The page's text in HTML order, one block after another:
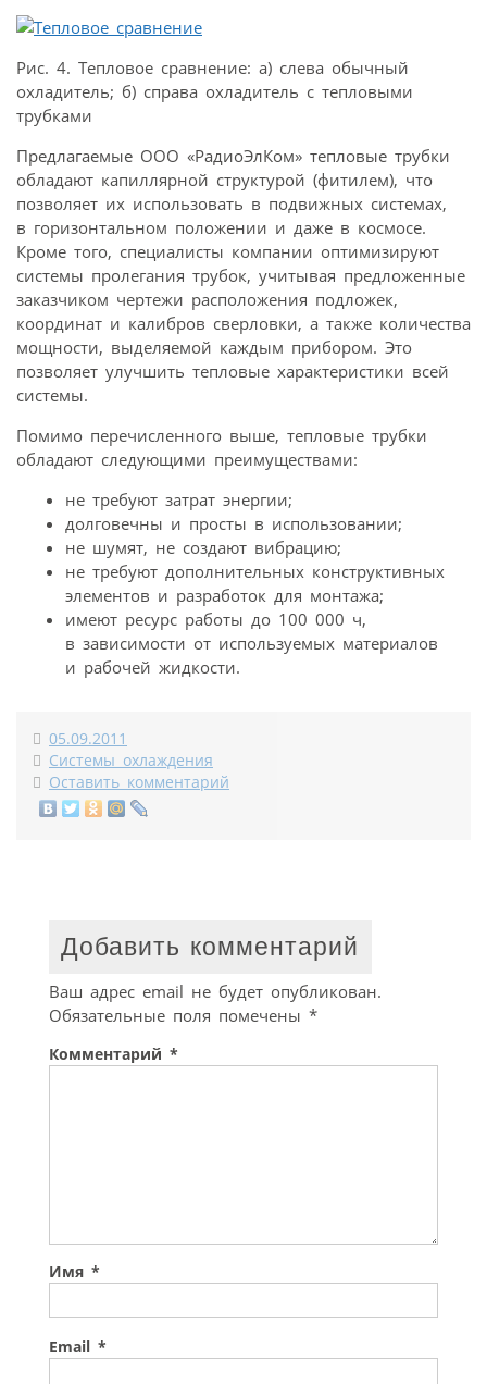
Рис. 4. Тепловое сравнение: а) слева обычный
охладитель; б) справа охладитель с тепловыми
трубками
Предлагаемые ООО «РадиоЭлКом» тепловые трубки
обладают капиллярной структурой (фитилем), что
позволяет их использовать в подвижных системах,
в горизонтальном положении и даже в космосе.
Кроме того, специалисты компании оптимизируют
системы пролегания трубок, учитывая предложенные
заказчиком чертежи расположения подложек,
координат и калибров сверловки, а также количества
мощности, выделяемой каждым прибором. Это
позволяет улучшить тепловые характеристики всей
системы.
Помимо перечисленного выше, тепловые трубки
обладают следующими преимуществами:
не требуют затрат энергии;
долговечны и просты в использовании;
не шумят, не создают вибрацию;
не требуют дополнительных конструктивных
элементов и разработок для монтажа;
имеют ресурс работы до 100 000 ч,
в зависимости от используемых материалов
и рабочей жидкости.
05.09.2011
Системы охлаждения
Оставить комментарий
Добавить комментарий
Ваш адрес email не будет опубликован.
Обязательные поля помечены *
Комментарий *
Имя *
Email *